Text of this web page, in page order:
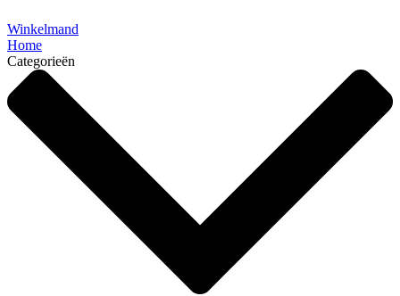
Winkelmand
Home
Categorieën